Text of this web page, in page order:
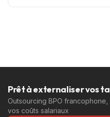
Prêt à externaliser vos
Outsourcing BPO
vos coûts salariaux